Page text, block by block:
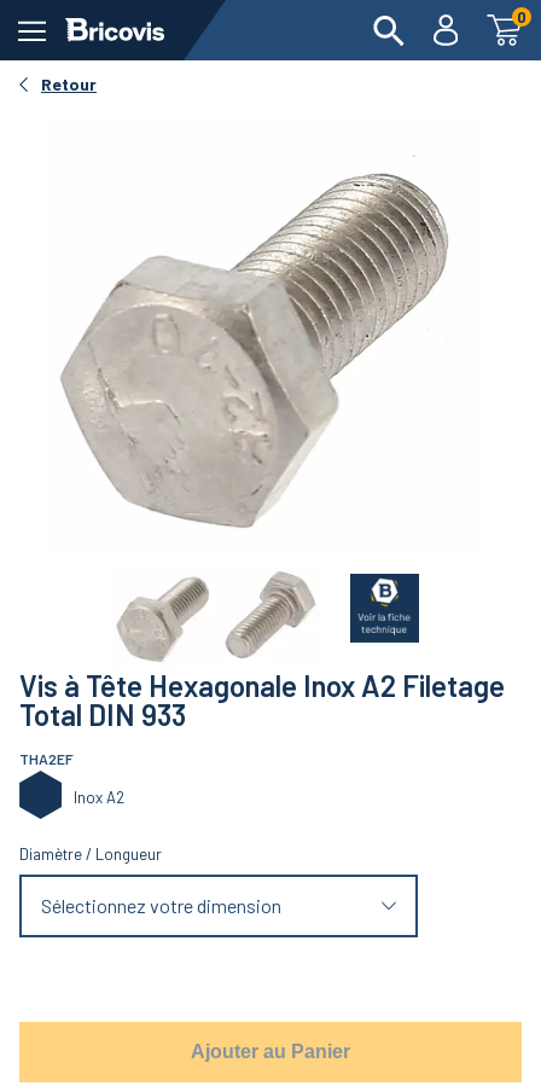
0
Retour
Vis à Tête Hexagonale Inox A2 Filetage
Total DIN 933
THA2EF
Inox A2
Diamètre/ Longueur
Sélectionnez votre dimension
Ajouter au Panier